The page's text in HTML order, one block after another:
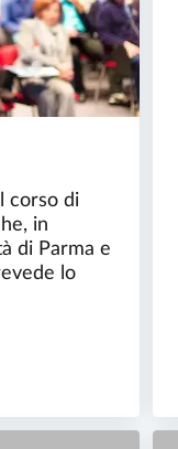
corso di
in
di Parma e
lo